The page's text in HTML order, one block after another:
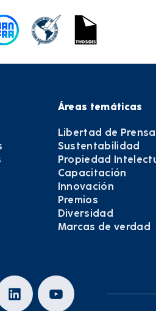
Áreas temáticas
Libertad de Prensa
Sustentabilidad
Propiedad
Capacitación
Innovación
Premios
Diversidad
Marcas de verdad
LinkedInYouTube